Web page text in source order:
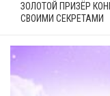
ЗОЛОТОЙ ПРИЗЁР
СВОИМИ СЕКРЕТАМИ